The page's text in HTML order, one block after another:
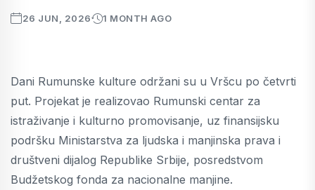
26 JUN, 2026 1 MONTH AGO
Dani Rumunske kulture održani su u Vršcu po četvrti
put. Projekat je realizovao Rumunski centar za
istraživanje i kulturno promovisanje, uz finansijsku
podršku Ministarstva za ljudska i manjinska prava i
društveni dijalog Republike Srbije, posredstvom
Budžetskog fonda za nacionalne manjine.